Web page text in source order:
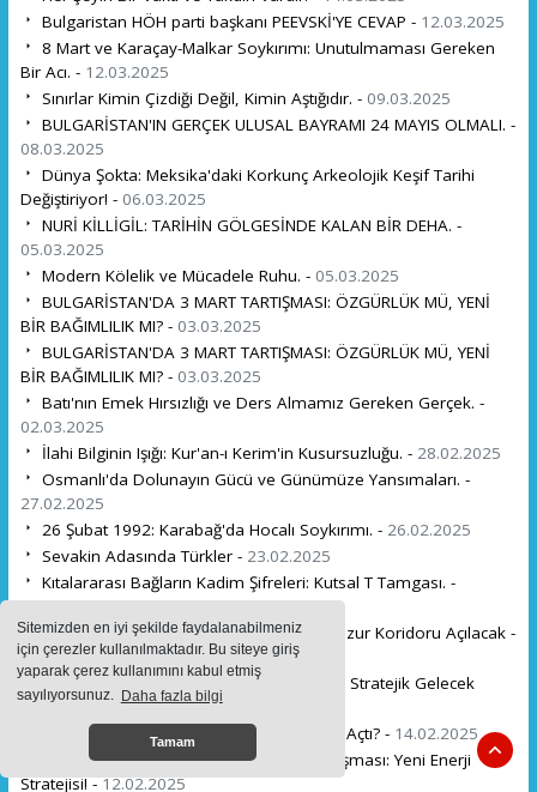
Sitemizden en iyi şekilde faydalanabilmeniz
için çerezler kullanılmaktadır. Bu siteye giriş
yaparak çerez kullanımını kabul etmiş
sayılıyorsunuz. Daha fazla bilgi
Tamam
Bulgaristan HÖH parti başkanı PEEVSKİ'YE CEVAP - 12.03.2025
8 Mart ve Karaçay-Malkar Soykırımı: Unutulmaması Gereken
Bir Acı. - 12.03.2025
Sınırlar Kimin Çizdiği Değil, Kimin Aştığıdır. - 09.03.2025
BULGARİSTAN'IN GERÇEK ULUSAL BAYRAMI 24 MAYIS OLMALI. -
08.03.2025
Dünya Şokta: Meksika'daki Korkunç Arkeolojik Keşif Tarihi
Değiştiriyor! - 06.03.2025
NURİ KİLLİGİL: TARİHİN GÖLGESİNDE KALAN BİR DEHA. -
05.03.2025
Modern Kölelik ve Mücadele Ruhu. - 05.03.2025
BULGARİSTAN'DA 3 MART TARTIŞMASI: ÖZGÜRLÜK MÜ, YENİ
BİR BAĞIMLILIK MI? - 03.03.2025
BULGARİSTAN'DA 3 MART TARTIŞMASI: ÖZGÜRLÜK MÜ, YENİ
BİR BAĞIMLILIK MI? - 03.03.2025
Batı'nın Emek Hırsızlığı ve Ders Almamız Gereken Gerçek. -
02.03.2025
İlahi Bilginin Işığı: Kur'an-ı Kerim'in Kusursuzluğu. - 28.02.2025
Osmanlı'da Dolunayın Gücü ve Günümüze Yansımaları. -
27.02.2025
26 Şubat 1992: Karabağ'da Hocalı Soykırımı. - 26.02.2025
Sevakin Adasında Türkler - 23.02.2025
Kıtalararası Bağların Kadim Şifreleri: Kutsal T Tamgası. -
20.02.2025
İran'ın Absürt İddialarına Rağmen Zengezur Koridoru Açılacak -
17.02.2025
Avrupa'nın Türkiye'ye Olan Bağımlılığı ve Stratejik Gelecek
Rafet ULUTÜRK . -16.02.2025
Pislikten Medeniyete: Avrupa Nasıl Arayı Açtı? - 14.02.2025
Türkiye ve Pakistan'dan Dev Petrol Anlaşması: Yeni Enerji
Stratejisi! -12.02.2025